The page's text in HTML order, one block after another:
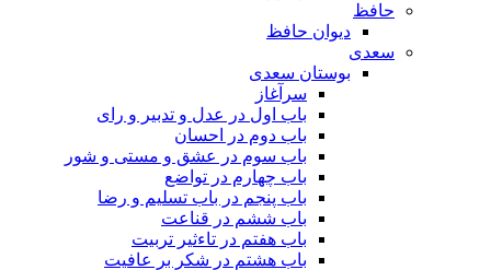
حافظ
دیوان حافظ
سعدی
بوستان سعدی
سرآغاز
باب اول در عدل و تدبیر و رای
باب دوم در احسان
باب سوم در عشق و مستی و شور
باب چهارم در تواضع
باب پنجم در باب تسلیم و رضا
باب ششم در قناعت
باب هفتم در تاءثیر تربیت
باب هشتم در شکر بر عافیت